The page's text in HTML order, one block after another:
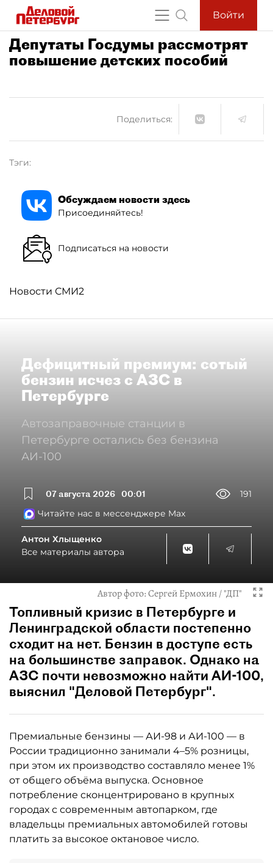
Войти
Депутаты Госдумы рассмотрят
повышение детских пособий
Поделиться:
Тэги:
Обсуждаем новости здесь
Присоединяйтесь!
Подписаться на новости
Новости СМИ2
Дефицитный премиум: сотый
бензин исчез с АЗС в
Петербурге
Автозаправочные станции в
Петербурге остались без бензина
АИ-100
07 августа 2026 00:01
191
Читайте нас в мессенджере Max
Антон Хлыщенко
Все материалы автора
Автор фото:Сергей Ермохин / "ДП"
Топливный кризис в Петербурге и
Ленинградской области постепенно
сходит на нет. Бензин в доступе есть
на большинстве заправок. Однако на
АЗС почти невозможно найти АИ-100,
выяснил "Деловой Петербург".
Премиальные бензины — АИ-98 и АИ-100 — в
России традиционно занимали 4–5% розницы,
при этом их производство составляло менее 1%
от общего объёма выпуска. Основное
потребление сконцентрировано в крупных
городах с современным автопарком, где
владельцы премиальных автомобилей готовы
платить за высокое октановое число.